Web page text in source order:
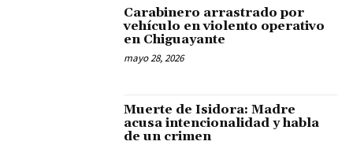
Carabinero arrastrado por
vehículo en violento operativo
en Chiguayante
mayo 28, 2026
Muerte de Isidora: Madre
acusa intencionalidad y habla
de un crimen